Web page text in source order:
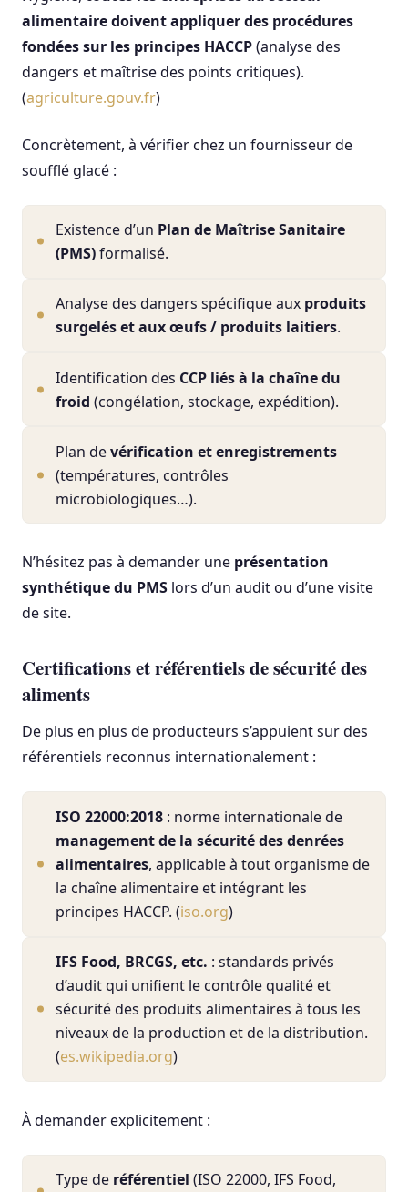
alimentaire doivent appliquer des procédures
fondées sur les principes HACCP(analyse des
dangers et maîtrise des points critiques).
(agriculture.gouv.fr)
Concrètement, à vérifier chez un fournisseur de
soufflé glacé :
Existence d’un Plan de Maîtrise Sanitaire
(PMS)formalisé.
Analyse des dangers spécifique aux produits
surgelés et aux œufs / produits laitiers.
Identification des CCP liés à la chaîne du
froid (congélation, stockage, expédition).
Plan devérification et enregistrements
(températures, contrôles
microbiologiques…).
N’hésitez pas à demander une présentation
synthétique du PMS lors d’un audit ou d’une visite
de site.
Certifications et référentiels de sécurité des
aliments
De plus en plus de producteurs s’appuient sur des
référentiels reconnus internationalement :
ISO 22000:2018 : norme internationale de
management de la sécurité des denrées
alimentaires, applicable à tout organisme de
la chaîne alimentaire et intégrant les
principes HACCP. (iso.org)
IFS Food, BRCGS, etc. : standards privés
d’audit qui unifient le contrôle qualité et
sécurité des produits alimentaires à tous les
niveaux de la production et de la distribution.
(es.wikipedia.org)
À demander explicitement :
Type de référentiel (ISO 22000, IFS Food,